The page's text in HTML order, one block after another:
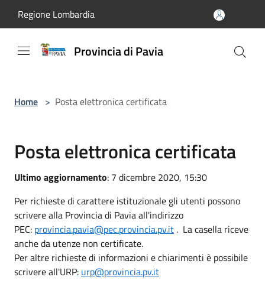
Regione Lombardia
Provincia di Pavia
Home > Posta elettronica certificata
Posta elettronica certificata
Ultimo aggiornamento: 7 dicembre 2020, 15:30
Per richieste di carattere istituzionale gli utenti possono
scrivere alla Provincia di Pavia all'indirizzo
PEC: provincia.pavia@pec.provincia.pv.it . La casella riceve
anche da utenze non certificate.
Per altre richieste di informazioni e chiarimenti è possibile
scrivere all'URP: urp@provincia.pv.it